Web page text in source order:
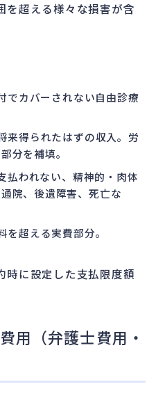
を超える様々な損害が含
でカバーされない自由診療
来得られたはずの収入。労
分を補填。
払われない、精神的・肉体
院、後遺障害、死亡な
超える実費部分。
時に設定した支払限度額
用（弁護士費用・